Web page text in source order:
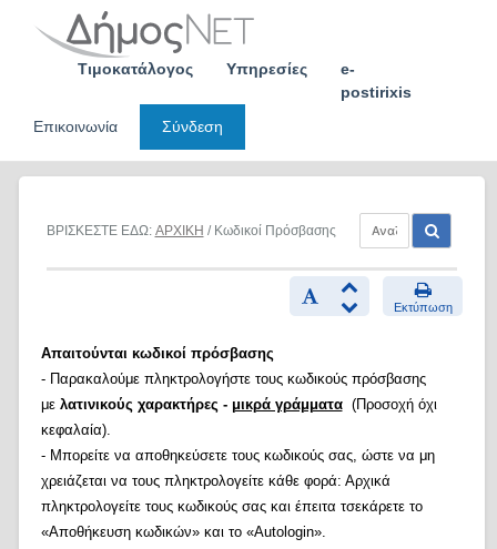
Τιμοκατάλογος Υπηρεσίες
e-
postirixis
Επικοινωνία
Σύνδεση
ΒΡΙΣΚΕΣΤΕ ΕΔΩ: ΑΡΧΙΚΗ / Κωδικοί Πρόσβασης
Εκτύπωση
Απαιτούνται κωδικοί πρόσβασης
- Παρακαλούμε πληκτρολογήστε τους κωδικούς πρόσβασης
με λατινικούς χαρακτήρες - μικρά γράμματα(Προσοχή όχι
κεφαλαία).
- Μπορείτε να αποθηκεύσετε τους κωδικούς σας, ώστε να μη
χρειάζεται να τους πληκτρολογείτε κάθε φορά: Αρχικά
πληκτρολογείτε τους κωδικούς σας και έπειτα τσεκάρετε το
«Αποθήκευση κωδικών» και το «Autologin».